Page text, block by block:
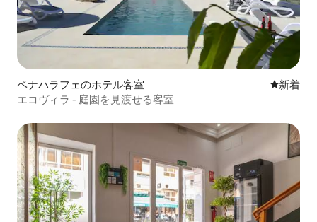
ベナハラフェのホテル客室 新しい宿
新着
エコヴィラ - 庭園を見渡せる客室